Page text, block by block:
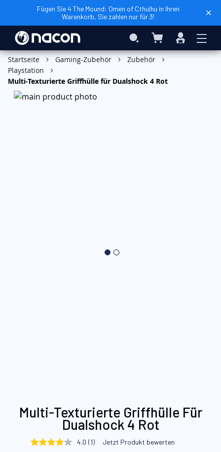
Fügen Sie 4 The Mound: Omen of Cthulhu in Ihren
Warenkorb, Sie zahlen nur für 3!
Search Mein Warenkorb
Anmelden
In den Warenkorb
Startseite Gaming-Zubehör
Zubehör
Playstation
Multi-Texturierte Griffhülle für Dualshock 4 Rot
Zum
Anfang
Bildgalerie
Multi-Texturierte Griffhülle Für
Dualshock 4 Rot
4.0 4.0 (1) Jetzt Produkt bewerten